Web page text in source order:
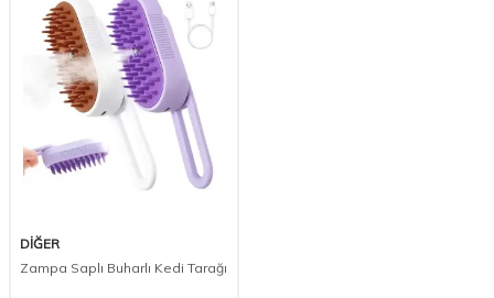
DİĞER
Zampa Saplı Buharlı Kedi Tarağı